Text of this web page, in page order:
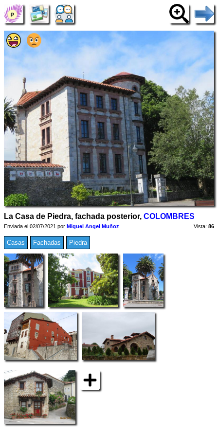
La Casa de Piedra, fachada posterior, COLOMBRES
Enviada el 02/07/2021 por Miguel Angel Muñoz Vista: 86
Casas Fachadas Piedra